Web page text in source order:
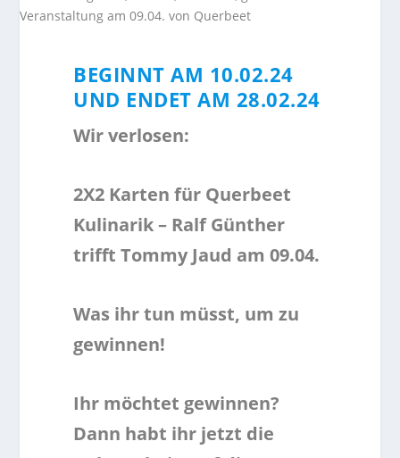
BEGINNT AM 10.02.24
UND ENDET AM 28.02.24
Wir verlosen:
2X2 Karten für Querbeet
Kulinarik – Ralf Günther
trifft Tommy Jaud am 09.04.
Was ihr tun müsst, um zu
gewinnen!
Ihr möchtet gewinnen?
Dann habt ihr jetzt die